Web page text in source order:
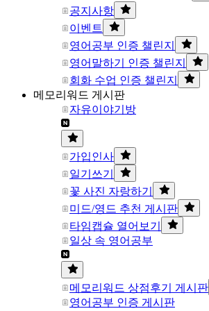
공지사항
이벤트
영어공부 인증 챌린지
영어말하기 인증 챌린지
회화 수업 인증 챌린지
메모리워드 게시판
자유이야기방
가입인사
일기쓰기
꽃 사진 자랑하기
미드/영드 추천 게시판
타임캡슐 열어보기
일상 속 영어공부
메모리워드 상점후기 게시판
영어공부 인증 게시판